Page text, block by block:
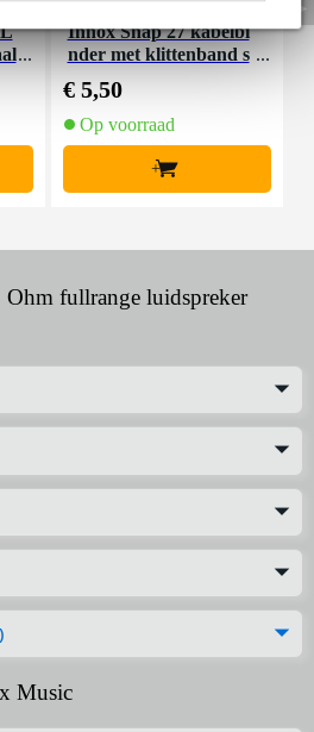
Innox Snap 27 kabelbi
nder met klittenband s
€ 5,50
Op voorraad
+
fullrange luidspreker
Music